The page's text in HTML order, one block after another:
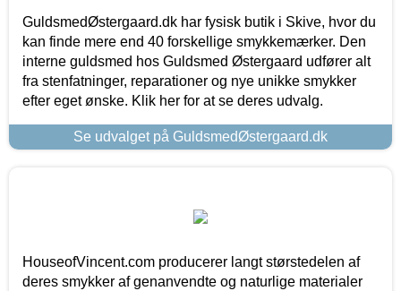
GuldsmedØstergaard.dk har fysisk butik i Skive, hvor du
kan finde mere end 40 forskellige smykkemærker. Den
interne guldsmed hos Guldsmed Østergaard udfører alt
fra stenfatninger, reparationer og nye unikke smykker
efter eget ønske. Klik her for at se deres udvalg.
Se udvalget på GuldsmedØstergaard.dk
HouseofVincent.com producerer langt størstedelen af
deres smykker af genanvendte og naturlige materialer